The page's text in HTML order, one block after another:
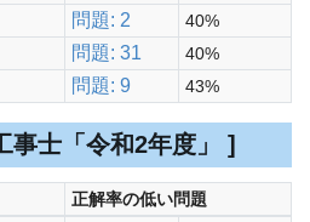
問題: 2
40%
問題: 31
40%
問題: 9 43%
事士「令和2年度」 ]
正解率の低い問題